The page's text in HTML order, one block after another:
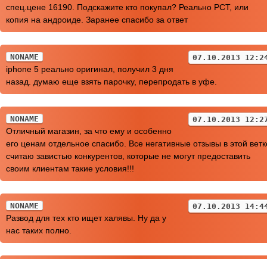
спец.цене 16190. Подскажите кто покупал? Реально РСТ, или
копия на андроиде. Заранее спасибо за ответ
NONAME 07.10.2013
iphone 5 реально оригинал, получил 3 дня
назад. думаю еще взять парочку, перепродать в уфе.
NONAME 07.10.2013
Отличный магазин, за что ему и особенно
его ценам отдельное спасибо. Все негативные отзывы в этой
считаю завистью конкурентов, которые не могут предоставить
своим клиентам такие условия!!!
NONAME 07.10.2013
Развод для тех кто ищет халявы. Ну да у
нас таких полно.